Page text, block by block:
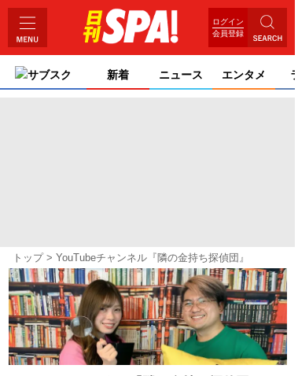
ログイン
会員登録
サブスク 新着 ニュース エンタメ
トップ YouTubeチャンネル『隣の金持ち探偵団』